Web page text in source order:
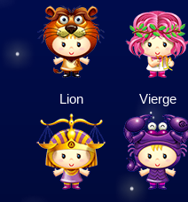
Lion Vierge